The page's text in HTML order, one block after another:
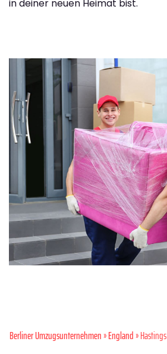
in deiner neuen Heimat bist.
Berliner Umzugsunternehmen»England» Hastings